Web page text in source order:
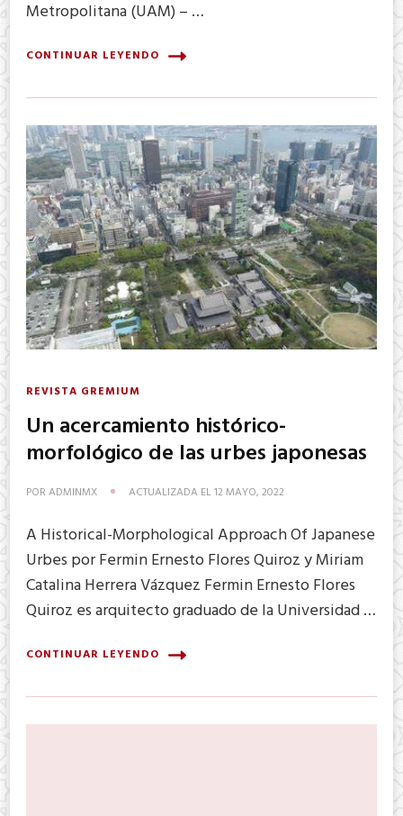
Metropolitana (UAM) – …
CONTINUAR LEYENDO
REVISTA GREMIUM
Un acercamiento histórico-
morfológico de las urbes japonesas
POR ADMINMX ACTUALIZADA EL12 MAYO, 2022
A Historical-Morphological Approach Of Japanese
Urbes por Fermin Ernesto Flores Quiroz y Miriam
Catalina Herrera Vázquez Fermin Ernesto Flores
Quiroz es arquitecto graduado de la Universidad …
CONTINUAR LEYENDO